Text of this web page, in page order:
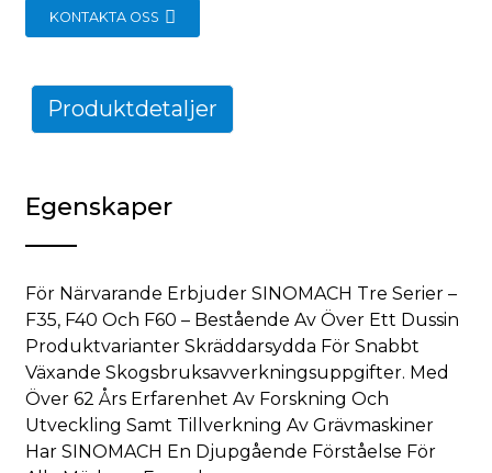
KONTAKTA OSS
Produktdetaljer
Egenskaper
För Närvarande Erbjuder SINOMACH Tre Serier –
F35, F40 Och F60 – Bestående Av Över Ett Dussin
Produktvarianter Skräddarsydda För Snabbt
Växande Skogsbruksavverkningsuppgifter. Med
Över 62 Års Erfarenhet Av Forskning Och
Utveckling Samt Tillverkning Av Grävmaskiner
Har SINOMACH En Djupgående Förståelse För